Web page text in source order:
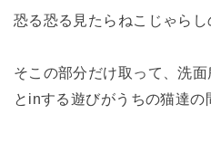
恐る恐る見たらねこじゃらし
そこの部分だけ取って、洗
とinする遊びがうちの猫達の